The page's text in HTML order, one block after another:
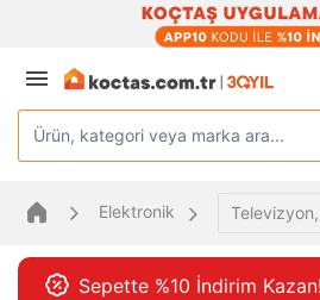
Ürün, kategori veya marka ara...
Elektronik
Sepette %10 İndirim Kazan!